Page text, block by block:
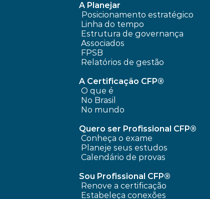
A Planejar
Posicionamento estratégico
Linha do tempo
Estrutura de governança
Associados
FPSB
Relatórios de gestão
A Certificação CFP®
O que é
No Brasil
No mundo
Quero ser Profissional CFP®
Conheça o exame
Planeje seus estudos
Calendário de provas
Sou Profissional CFP®
Renove a certificação
Estabeleça conexões